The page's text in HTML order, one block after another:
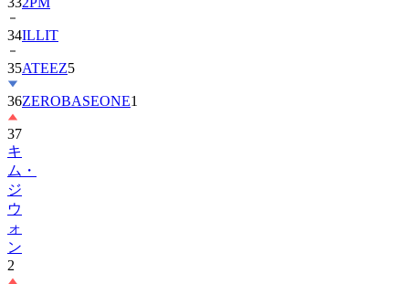
35ATEEZ
36ZEROBASEONE
37
キ
ム・
ジ
ウ
ォ
ン
2
38